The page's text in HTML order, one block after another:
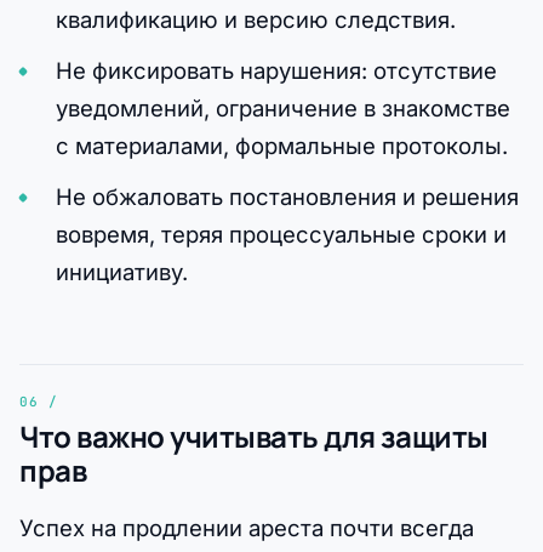
квалификацию и версию следствия.
Не фиксировать нарушения: отсутствие
уведомлений, ограничение в знакомстве
с материалами, формальные протоколы.
Не обжаловать постановления и решения
вовремя, теряя процессуальные сроки и
инициативу.
Что важно учитывать для защиты
прав
Успех на продлении ареста почти всегда